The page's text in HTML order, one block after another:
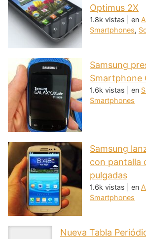
Optimus 2X
1.8k vistas en
Smartphones,
Samsung
Smartphone
1.6k vistas en
Smartphones
Samsung
con pantalla
pulgadas
1.6k vistas en
Smartphones
Nueva Tabla